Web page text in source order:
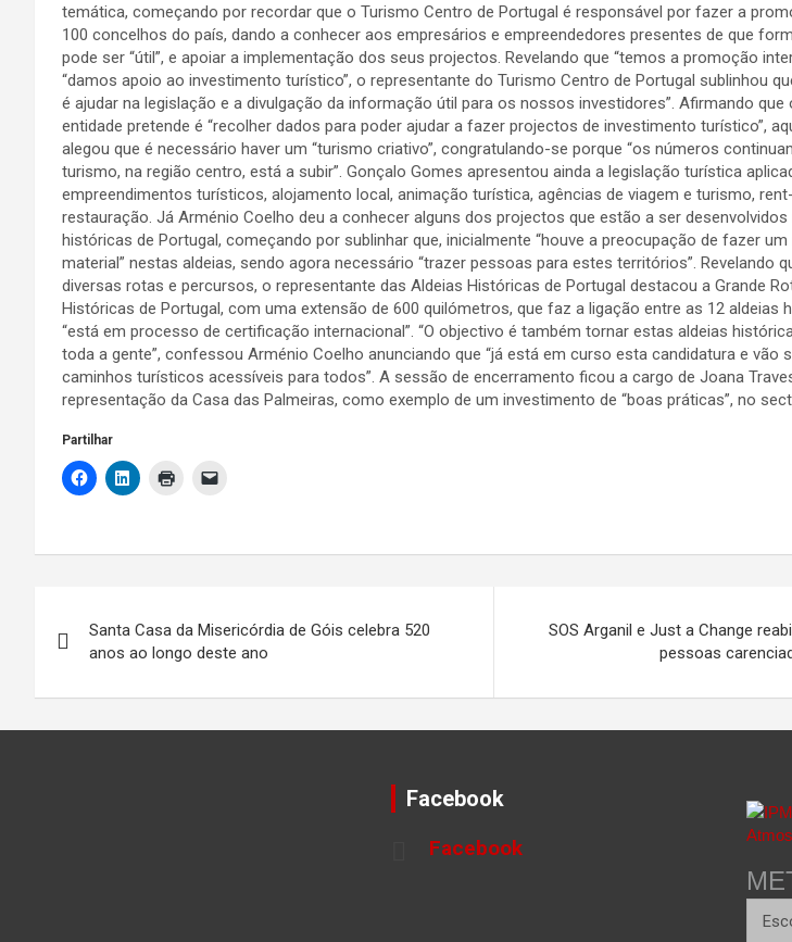
temática, começando por recordar que o Turismo Centro de Portugal é responsável por fazer a
100 concelhos do país, dando a conhecer aos empresários e empreendedores presentes de que
pode ser “útil”, e apoiar a implementação dos seus projectos. Revelando que “temos a promoção
“damos apoio ao investimento turístico”, o representante do Turismo Centro de Portugal sublinhou
é ajudar na legislação e a divulgação da informação útil para os nossos investidores”. Afirmando que
entidade pretende é “recolher dados para poder ajudar a fazer projectos de investimento turístico”,
alegou que é necessário haver um “turismo criativo”, congratulando-se porque “os números
turismo, na região centro, está a subir”. Gonçalo Gomes apresentou ainda a legislação turística
empreendimentos turísticos, alojamento local, animação turística, agências de viagem e turismo,
restauração. Já Arménio Coelho deu a conhecer alguns dos projectos que estão a ser desenvolvidos
históricas de Portugal, começando por sublinhar que, inicialmente “houve a preocupação de fazer
material” nestas aldeias, sendo agora necessário “trazer pessoas para estes territórios”. Revelando
diversas rotas e percursos, o representante das Aldeias Históricas de Portugal destacou a Grande
Históricas de Portugal, com uma extensão de 600 quilómetros, que faz a ligação entre as 12 aldeias
“está em processo de certificação internacional”. “O objectivo é também tornar estas aldeias
toda a gente”, confessou Arménio Coelho anunciando que “já está em curso esta candidatura e vão
caminhos turísticos acessíveis para todos”. A sessão de encerramento ficou a cargo de Joana
representação da Casa das Palmeiras, como exemplo de um investimento de “boas práticas”, no
Partilhar
de
artigos
Santa Casa da Misericórdia de Góis celebra 520
anos ao longo deste ano
SOS Arganil e Just a Change
pessoas
Facebook
Facebook